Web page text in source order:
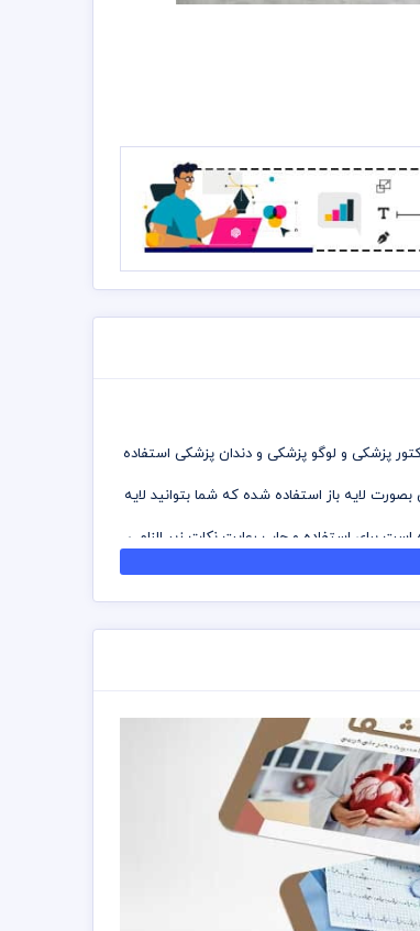
پزشکی و لوگو پزشکی و دندان پزشکی استفاده
لایه باز استفاده شده که شما بتوانید لایه
برای استفاده و چاپ رعایت نکات زیر الزامی
جهت ویرایش از نرم افزار فتوشاپ استفاده
استفاده از همان لوگو به عهده خریدار می
متخصص قلب